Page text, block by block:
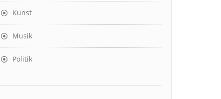
Kunst
Musik
Politik